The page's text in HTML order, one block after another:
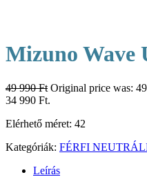
Mizuno Wave
49 990Ft Original price was:
34 990 Ft.
Elérhető méret: 42
Kategóriák: FÉRFI
Leírás